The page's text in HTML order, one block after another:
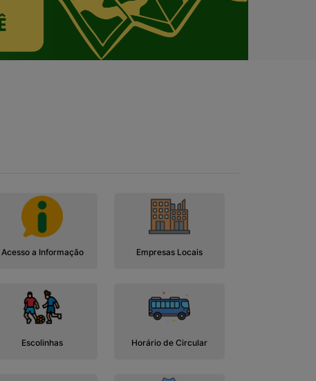
Acesso a Informação Empresas Locais
Escolinhas Horário de Circular